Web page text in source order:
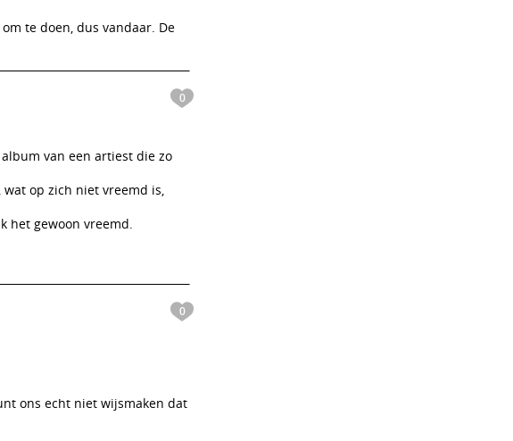
te doen, dus vandaar. De
0
van een artiest die zo
op zich niet vreemd is,
het gewoon vreemd.
0
ons echt niet wijsmaken dat